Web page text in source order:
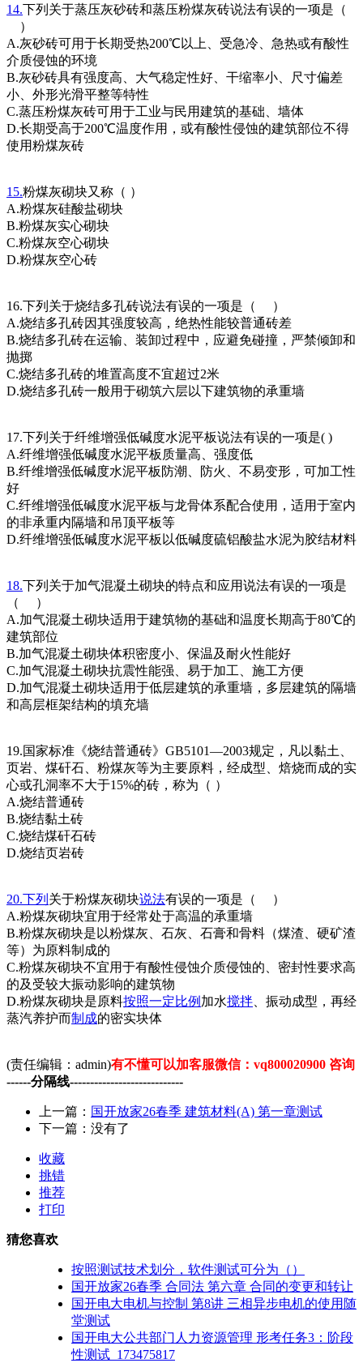
14.下列关于蒸压灰砂砖和蒸压粉煤灰砖说法有误的一项是（
）
A.灰砂砖可用于长期受热200℃以上、受急冷、急热或有酸性
介质侵蚀的环境
B.灰砂砖具有强度高、大气稳定性好、干缩率小、尺寸偏差
小、外形光滑平整等特性
C.蒸压粉煤灰砖可用于工业与民用建筑的基础、墙体
D.长期受高于200℃温度作用，或有酸性侵蚀的建筑部位不得
使用粉煤灰砖
15.粉煤灰砌块又称（ ）
A.粉煤灰硅酸盐砌块
B.粉煤灰实心砌块
C.粉煤灰空心砌块
D.粉煤灰空心砖
16.下列关于烧结多孔砖说法有误的一项是（ ）
A.烧结多孔砖因其强度较高，绝热性能较普通砖差
B.烧结多孔砖在运输、装卸过程中，应避免碰撞，严禁倾卸和
抛掷
C.烧结多孔砖的堆置高度不宜超过2米
D.烧结多孔砖一般用于砌筑六层以下建筑物的承重墙
17.下列关于纤维增强低碱度水泥平板说法有误的一项是( )
A.纤维增强低碱度水泥平板质量高、强度低
B.纤维增强低碱度水泥平板防潮、防火、不易变形，可加工性
好
C.纤维增强低碱度水泥平板与龙骨体系配合使用，适用于室内
的非承重内隔墙和吊顶平板等
D.纤维增强低碱度水泥平板以低碱度硫铝酸盐水泥为胶结材料
18.下列关于加气混凝土砌块的特点和应用说法有误的一项是
（ ）
A.加气混凝土砌块适用于建筑物的基础和温度长期高于80℃的
建筑部位
B.加气混凝土砌块体积密度小、保温及耐火性能好
C.加气混凝土砌块抗震性能强、易于加工、施工方便
D.加气混凝土砌块适用于低层建筑的承重墙，多层建筑的隔墙
和高层框架结构的填充墙
19.国家标准《烧结普通砖》GB5101—2003规定，凡以黏土、
页岩、煤矸石、粉煤灰等为主要原料，经成型、焙烧而成的实
心或孔洞率不大于15%的砖，称为（ ）
A.烧结普通砖
B.烧结黏土砖
C.烧结煤矸石砖
D.烧结页岩砖
20.下列 关于粉煤灰砌块说法有误的一项是（ ）
A.粉煤灰砌块宜用于经常处于高温的承重墙
B.粉煤灰砌块是以粉煤灰、石灰、石膏和骨料（煤渣、硬矿渣
等）为原料制成的
C.粉煤灰砌块不宜用于有酸性侵蚀介质侵蚀的、密封性要求高
的及受较大振动影响的建筑物
D.粉煤灰砌块是原料按照一定比例 加水搅拌 、振动成型，再经
蒸汽养护而制成的密实块体
(责任编辑：admin)有不懂可以加客服微信：vq800020900 咨询
------分隔线----------------------------
上一篇： 国开放家26春季 建筑材料(A) 第一章测试
下一篇：没有了
收藏
挑错
推荐
打印
猜您喜欢
按照测试技术划分，软件测试可分为（）
国开放家26春季 合同法 第六章 合同的变更和转让
国开电大电机与控制 第8讲 三相异步电机的使用随
堂测试
国开电大公共部门人力资源管理 形考任务3：阶段
性测试_173475817